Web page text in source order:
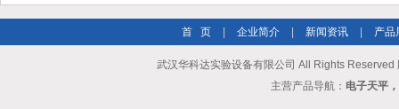
首 页 企业简介 新闻资讯 产品
武汉华科达实验设备有限公司 All Rights Reserved
主营产品导航： 电子天平